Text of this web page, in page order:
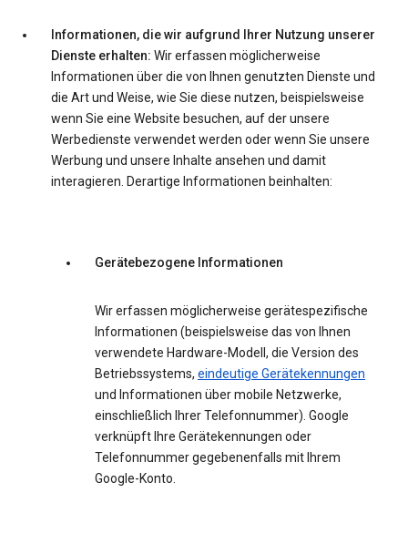
Informationen, die wir aufgrund Ihrer Nutzung unserer
Dienste erhalten: Wir erfassen möglicherweise
Informationen über die von Ihnen genutzten Dienste und
die Art und Weise, wie Sie diese nutzen, beispielsweise
wenn Sie eine Website besuchen, auf der unsere
Werbedienste verwendet werden oder wenn Sie unsere
Werbung und unsere Inhalte ansehen und damit
interagieren. Derartige Informationen beinhalten:
Gerätebezogene Informationen
Wir erfassen möglicherweise gerätespezifische
Informationen (beispielsweise das von Ihnen
verwendete Hardware-Modell, die Version des
Betriebssystems, eindeutige Gerätekennungen
und Informationen über mobile Netzwerke,
einschließlich Ihrer Telefonnummer). Google
verknüpft Ihre Gerätekennungen oder
Telefonnummer gegebenenfalls mit Ihrem
Google-Konto.